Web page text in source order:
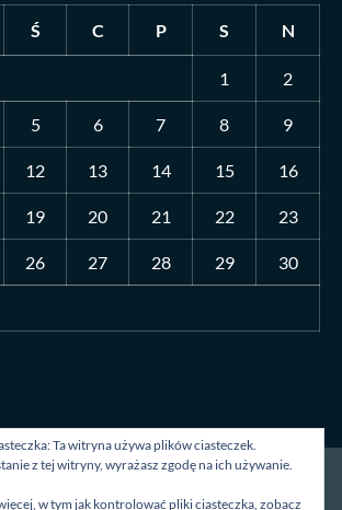
Ś C P S N
1 2
5 6 7 8 9
12 13 14 15 16
19 20 21 22 23
26 27 28 29 30
O mnie Blog Kontakt
Ta witryna używa plików ciasteczek.
z tej witryny, wyrażasz zgodę na ich używanie.
w tym jak kontrolować pliki ciasteczka, zobacz